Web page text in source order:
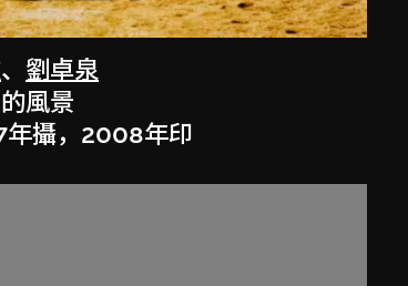
、 劉卓泉
風景
年攝，2008年印